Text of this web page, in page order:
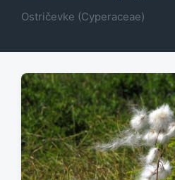
Ostričevke (Cyperaceae)